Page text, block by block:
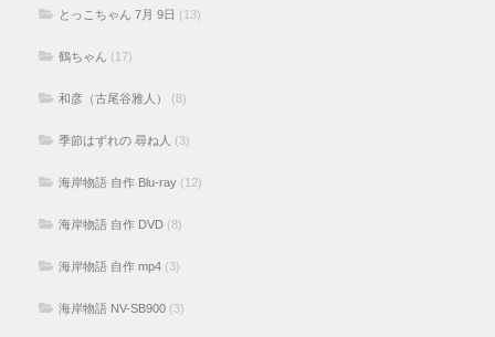
とっこちゃん 7月 9日 (13)
鶴ちゃん (17)
和彦（古尾谷雅人） (8)
季節はずれの 尋ね人 (3)
海岸物語 自作 Blu-ray (12)
海岸物語 自作 DVD (8)
海岸物語 自作 mp4 (3)
海岸物語 NV-SB900 (3)